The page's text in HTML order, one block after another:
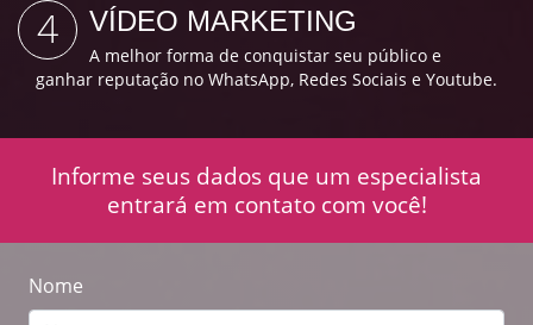
4 VÍDEO MARKETING
A melhor forma de conquistar seu público e
ganhar reputação no WhatsApp, Redes Sociais e Youtube.
Informe seus dados que um especialista
entrará em contato com você!
Nome